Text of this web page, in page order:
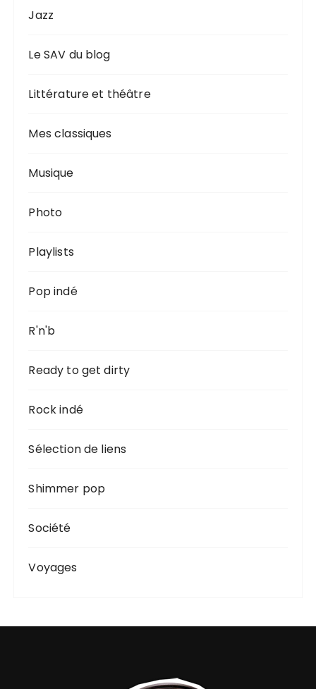
Jazz
Le SAV du blog
Littérature et théâtre
Mes classiques
Musique
Photo
Playlists
Pop indé
R'n'b
Ready to get dirty
Rock indé
Sélection de liens
Shimmer pop
Société
Voyages